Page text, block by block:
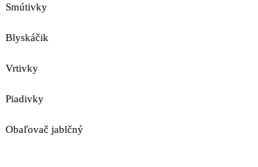
Smútivky
Blyskáčik
Vrtivky
Piadivky
Obaľovač jablčný